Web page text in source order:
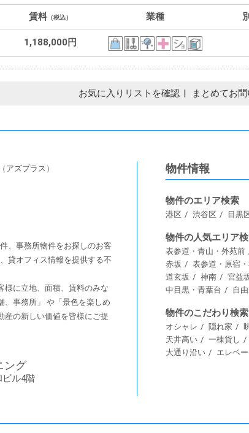
賃料 （税込） 業種
1,188,000円
お気に入りリストを確認 まとめてお
アズプラス）
、事務所物件をお探しのお客
貸オフィス情報を提供する不
様に⽴地、⾯積、賃料のみな
、事務所」 や「景⾊を楽しめ
産の新しい価値を皆様にご提
ング
ビル4階
物件情報
物件のエリア検索
港区 渋谷区 目黒
物件の人気エリア
表参道・青山・外苑前
赤坂
表参道・原宿
道玄坂
神南 宮益
中目黒・青葉台
自
物件のこだわり検索
オシャレ 隠れ家
天井高い
一棟貨し
大通り沿い
エレベ